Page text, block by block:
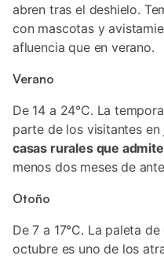
abren tras el deshielo.
con mascotas y
afluencia que en verano.
Verano
De 14 a 24°C. La
parte de los visitantes
casas rurales que
menos dos meses de
Otoño
De 7 a 17°C. La paleta
octubre es uno de los